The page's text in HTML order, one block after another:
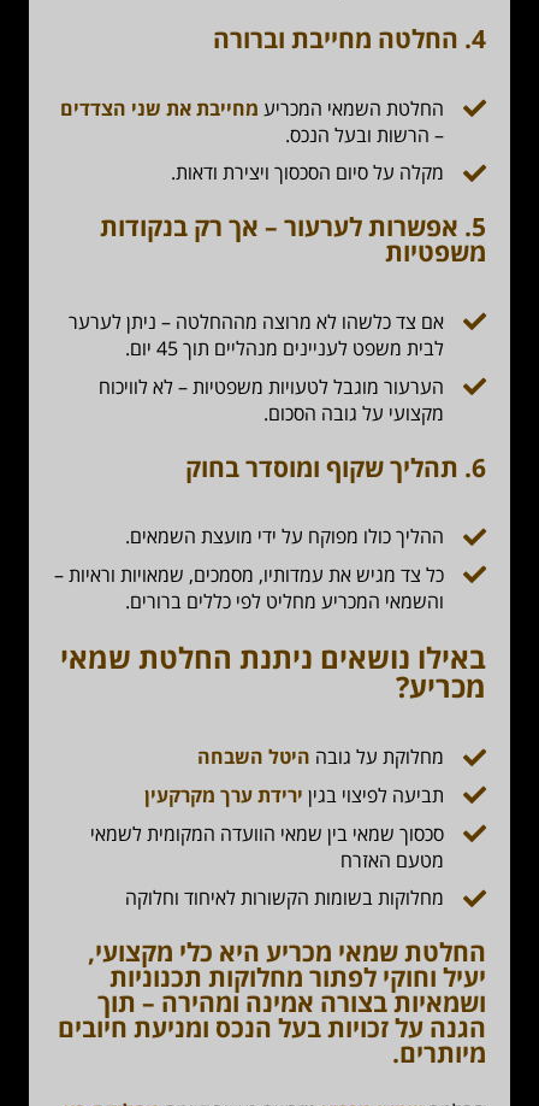
4. החלטה מחייבת וברורה
החלטת השמאי המכריע מחייבת את שני הצדדים
– הרשות ובעל הנכס.
מקלה על סיום הסכסוך ויצירת ודאות.
5. אפשרות לערעור – אך רק בנקודות
משפטיות
אם צד כלשהו לא מרוצה מההחלטה – ניתן לערער
לבית משפט לעניינים מנהליים תוך 45 יום.
הערעור מוגבל לטעויות משפטיות – לא לוויכוח
מקצועי על גובה הסכום.
6. תהליך שקוף ומוסדר בחוק
ההליך כולו מפוקח על ידי מועצת השמאים.
כל צד מגיש את עמדותיו, מסמכים, שמאויות וראיות –
והשמאי המכריע מחליט לפי כללים ברורים.
באילו נושאים ניתנת החלטת שמאי
מכריע?
מחלוקת על גובה היטל השבחה
תביעה לפיצוי בגין ירידת ערך מקרקעין
סכסוך שמאי בין שמאי הוועדה המקומית לשמאי
מטעם האזרח
מחלוקות בשומות הקשורות לאיחוד וחלוקה
החלטת שמאי מכריע היא כלי מקצועי,
יעיל וחוקי לפתור מחלוקות תכנוניות
ושמאיות בצורה אמינה ומהירה – תוך
הגנה על זכויות בעל הנכס ומניעת חיובים
מיותרים.